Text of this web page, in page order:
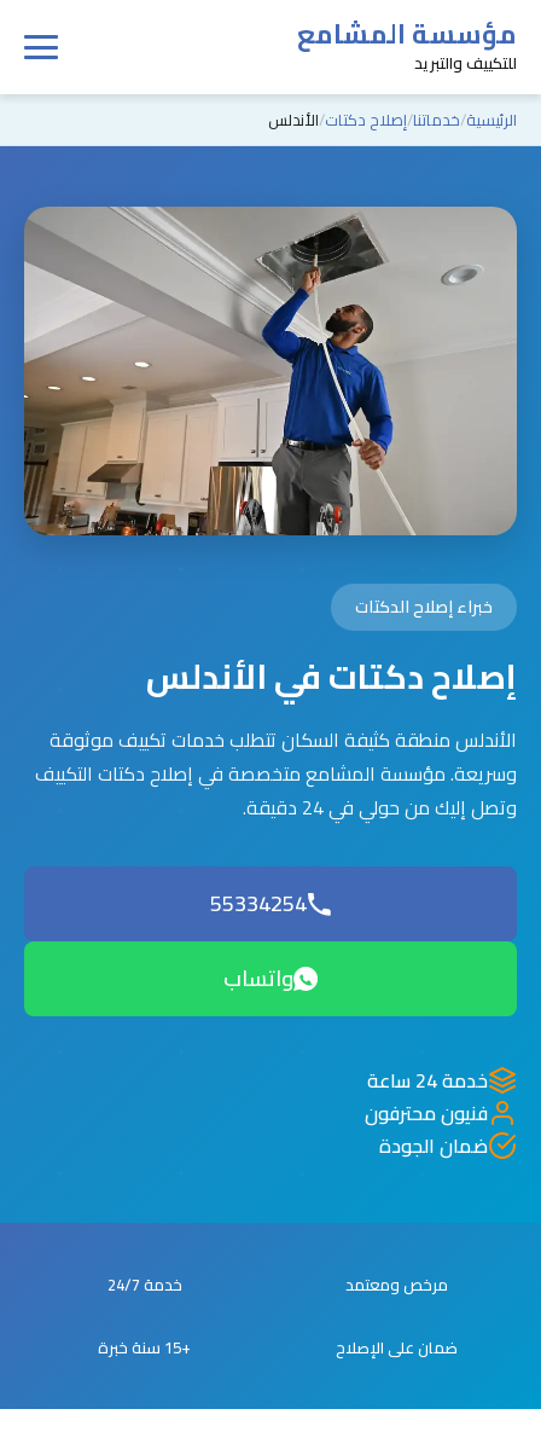
مؤسسة المشامع
للتكييف والتبريد
الرئيسية خدماتنا إصلاح دكتات الأندلس
خبراء إصلاح الدكتات
إصلاح دكتات في الأندلس
الأندلس منطقة كثيفة السكان تتطلب خدمات تكييف موثوقة
وسريعة. مؤسسة المشامع متخصصة في إصلاح دكتات التكييف
وتصل إليك من حولي في 24 دقيقة.
55334254
واتساب
خدمة 24 ساعة
فنيون محترفون
ضمان الجودة
مرخص ومعتمد خدمة 24/7
ضمان على الإصلاح +15 سنة خبرة